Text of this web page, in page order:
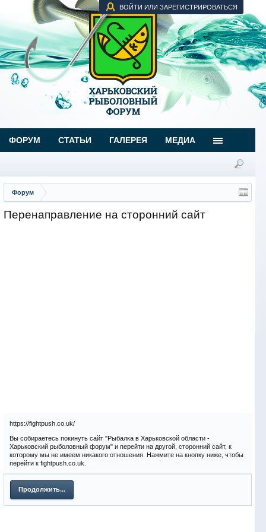
ВОЙТИ ИЛИ ЗАРЕГИСТРИРОВАТЬСЯ
Форум
Перенаправление на сторонний сайт
https://fightpush.co.uk/
Вы собираетесь покинуть сайт "Рыбалка в Харьковской области -
Харьковский рыболовный форум" и перейти на другой, сторонний сайт, к
которому мы не имеем никакого отношения. Нажмите на кнопку ниже, чтобы
перейти к fightpush.co.uk.
Продолжить...
ФОРУМ СТАТЬИ ГАЛЕРЕЯ МЕДИА